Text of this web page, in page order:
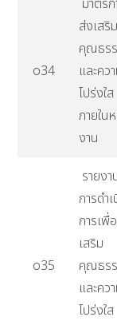
o34
มาตรก
ส่งเสริม
คุณธร
และคว
โปร่งใส
ภายใน
งาน
o35
รายง
การดำ
การเพื่
เสริม
คุณธร
และคว
โปร่งใส